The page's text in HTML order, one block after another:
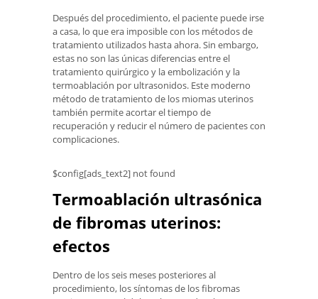
Después del procedimiento, el paciente puede irse
a casa, lo que era imposible con los métodos de
tratamiento utilizados hasta ahora. Sin embargo,
estas no son las únicas diferencias entre el
tratamiento quirúrgico y la embolización y la
termoablación por ultrasonidos. Este moderno
método de tratamiento de los miomas uterinos
también permite acortar el tiempo de
recuperación y reducir el número de pacientes con
complicaciones.
$config[ads_text2] not found
Termoablación ultrasónica
de fibromas uterinos:
efectos
Dentro de los seis meses posteriores al
procedimiento, los síntomas de los fibromas